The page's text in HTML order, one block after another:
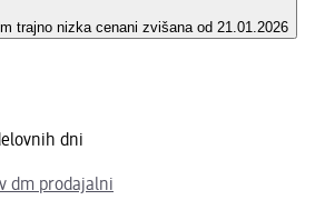
trajno nizka cenani zvišana od 21.01.2026
dni
dm prodajalni